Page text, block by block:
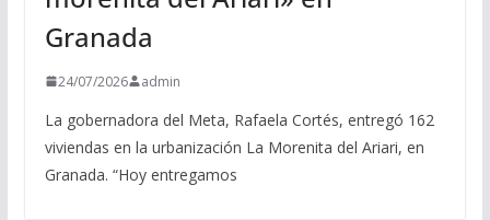
Granada
24/07/2026 admin
La gobernadora del Meta, Rafaela Cortés, entregó 162
viviendas en la urbanización La Morenita del Ariari, en
Granada. “Hoy entregamos